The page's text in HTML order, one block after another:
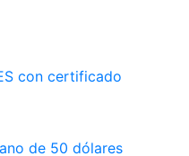
con certificado
de 50 dólares